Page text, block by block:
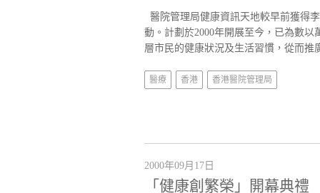
醫院管理局健康資訊天地較早前獲得
動。計劃於2000年開展至今，已為數
層市民的健康狀況及生活習慣，從而
醫療 香港 香港醫院管理局
2000年09月17日
「健康創繁榮」開幕典禮